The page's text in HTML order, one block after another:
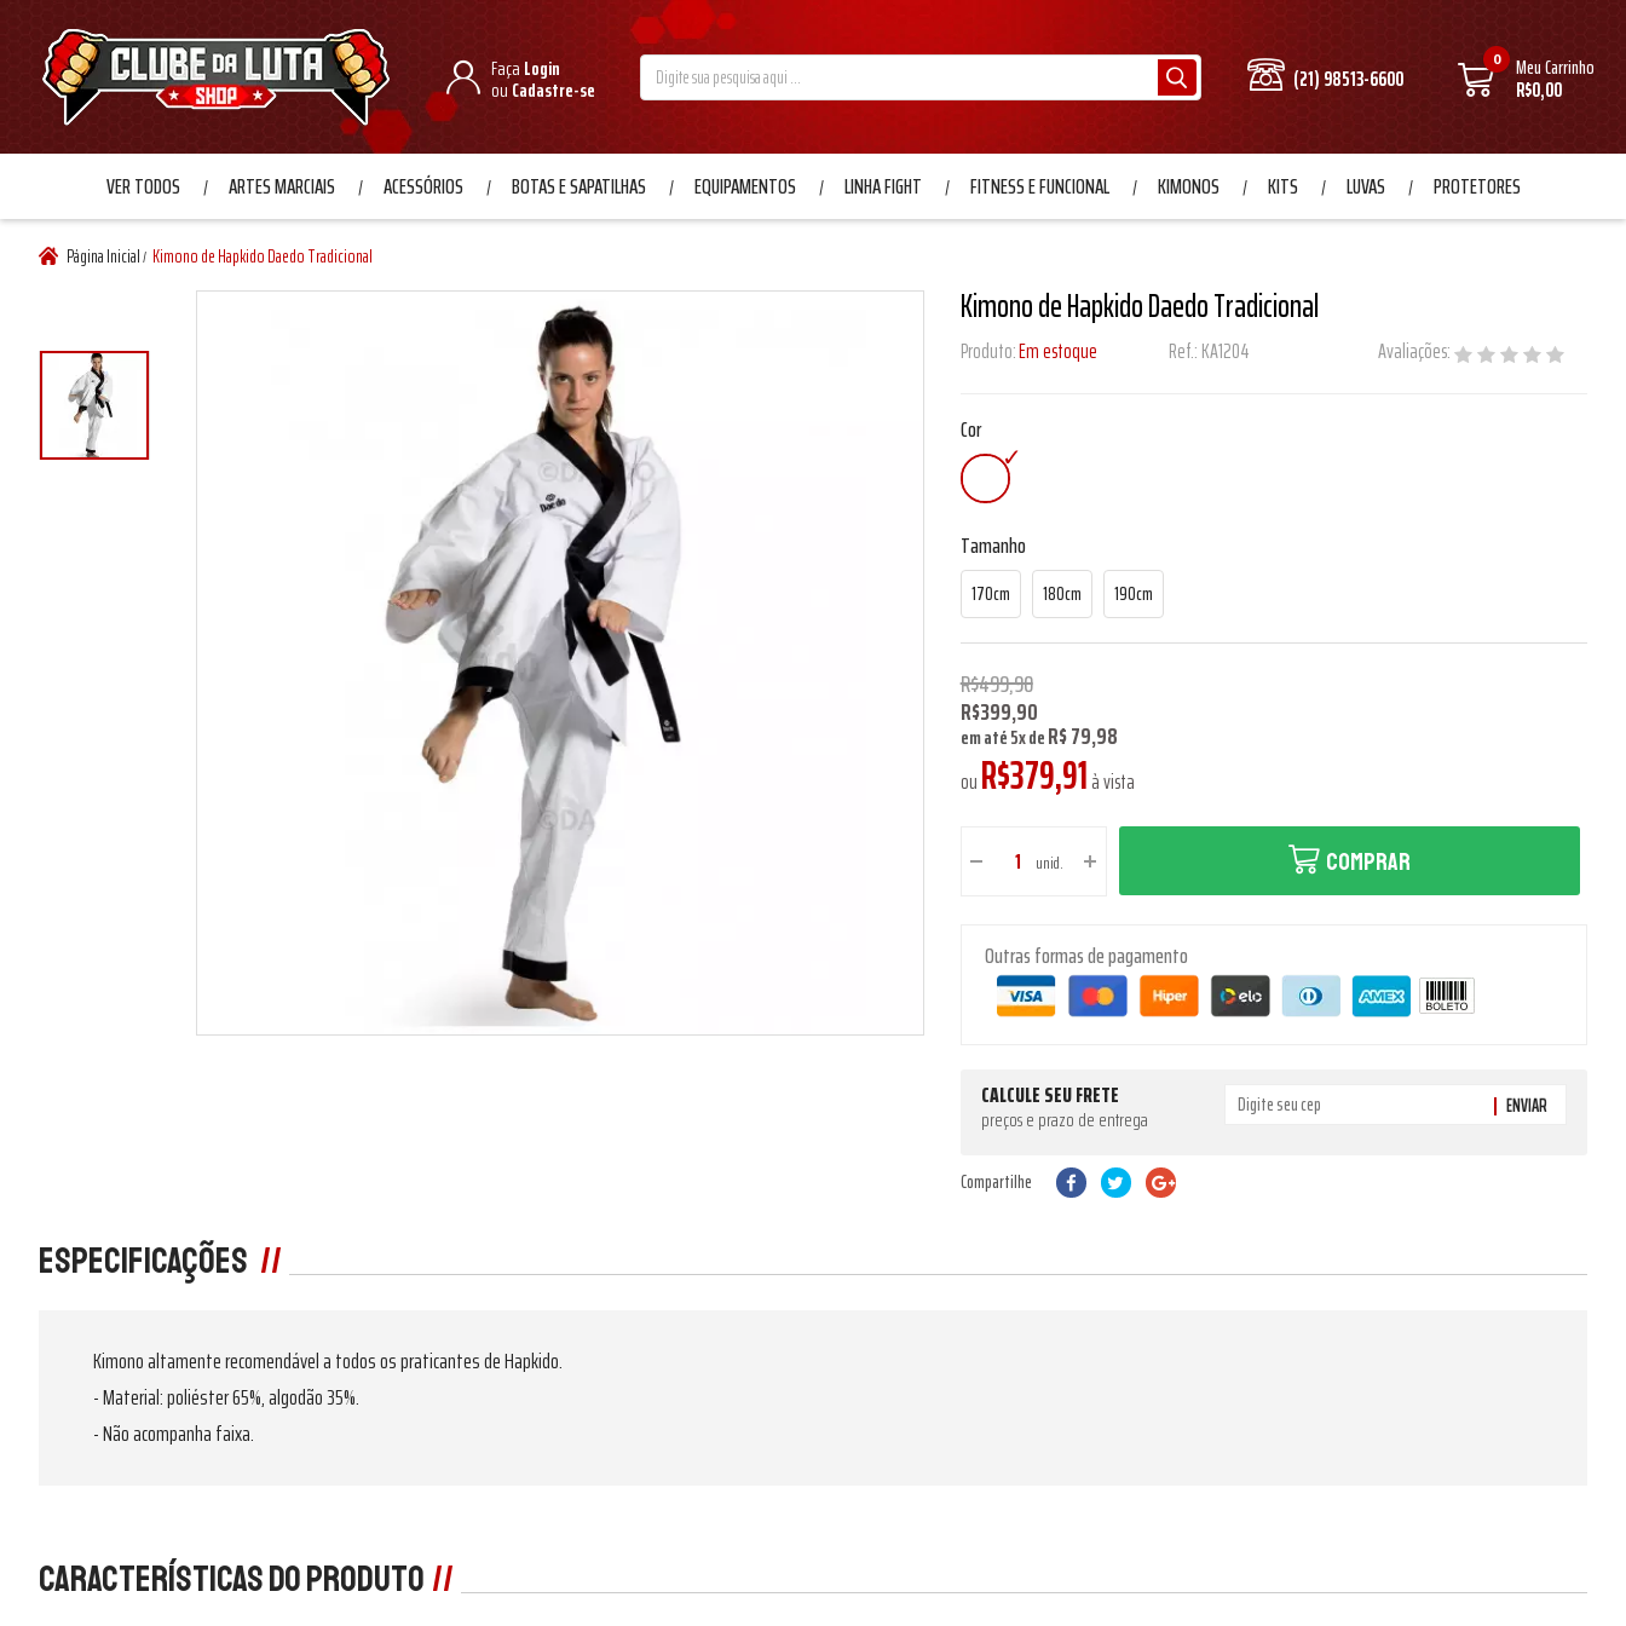
Faça Login
ou Cadastre-se (21) 98513-6600
0 Meu Carrinho
R$0,00
VER TODOS ARTES MARCIAIS ACESSÓRIOS BOTAS E SAPATILHAS EQUIPAMENTOS LINHA FIGHT FITNESS E FUNCIONAL KIMONOS KITS LUVAS PROTETORES
Página Inicial/ Kimono de Hapkido Daedo Tradicional
Kimono de Hapkido Daedo Tradicional
Produto:Em estoque Ref.:KA1204 Avaliações:
Cor
Tamanho
170cm 180cm 190cm
R$499,90
R$399,90
em até5xdeR$ 79,98
ouR$379,91à vista
unid. COMPRAR
Outras formas de pagamento
CALCULE SEU FRETE
preços e prazo de entrega ENVIAR
Compartilhe
Especificações
Kimono altamente recomendável a todos os praticantes de Hapkido.
- Material: poliéster 65%, algodão 35%.
- Não acompanha faixa.
Características do produto